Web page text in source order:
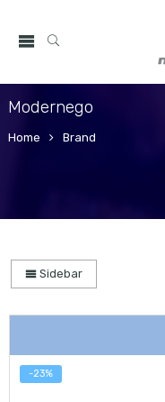
Modernego
Home Brand
Sidebar
-23%